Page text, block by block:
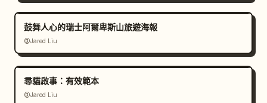
鼓舞人心的瑞士阿爾卑斯山旅遊海報
@Jared Liu
尋貓啟事：有效範本
@Jared Liu